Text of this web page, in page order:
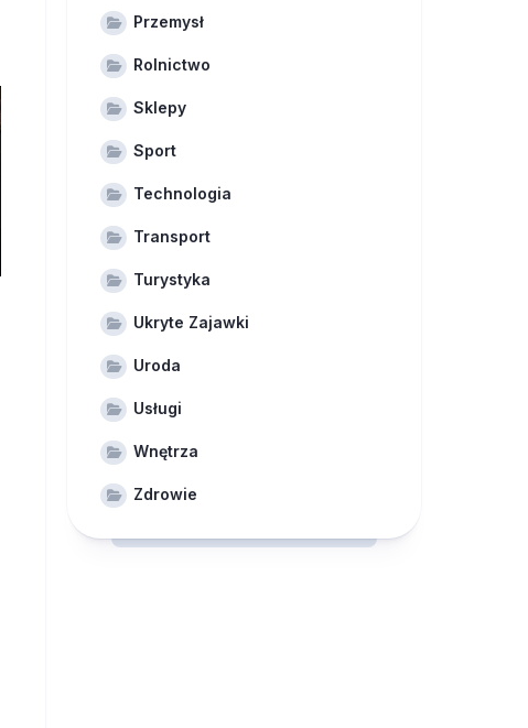
Przemysł
Rolnictwo
Sklepy
Sport
Technologia
Transport
Turystyka
Ukryte Zajawki
Uroda
Usługi
Wnętrza
Zdrowie